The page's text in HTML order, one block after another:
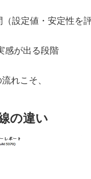
設定値・安定性を
感が出る段階
れこそ、
の違い